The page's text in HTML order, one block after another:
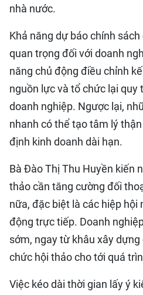
nhà nước.
Khả năng dự báo chính
quan trọng đối với doanh
năng chủ động điều chỉnh
nguồn lực và tổ chức lại quy
doanh nghiệp. Ngược lại,
nhanh có thể tạo tâm lý
định kinh doanh dài hạn.
Bà Đào Thị Thu Huyền kiến
thảo cần tăng cường đối
nữa, đặc biệt là các hiệp hội
động trực tiếp. Doanh
sớm, ngay từ khâu xây
chức hội thảo cho tới quá
Việc kéo dài thời gian lấy ý